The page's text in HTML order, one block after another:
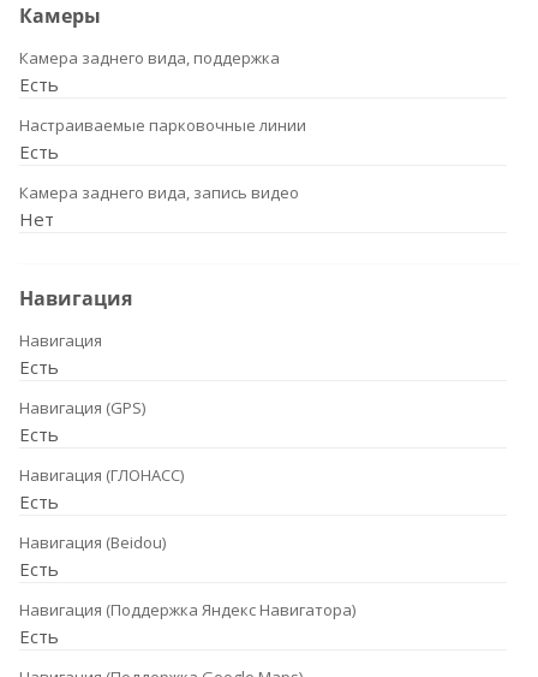
Камеры
Камера заднего вида, поддержка
Есть
Настраиваемые парковочные линии
Есть
Камера заднего вида, запись видео
Нет
Навигация
Навигация
Есть
Навигация (GPS)
Есть
Навигация (ГЛОНАСС)
Есть
Навигация (Beidou)
Есть
Навигация (Поддержка Яндекс Навигатора)
Есть